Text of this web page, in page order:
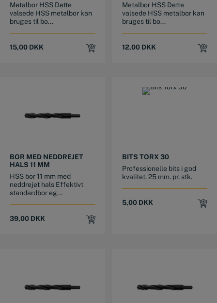
Metalbor HSS Dette
valsede HSS metalbor kan
bruges til bo...
15,00 DKK
Metalbor HSS Dette
valsede HSS metalbor kan
bruges til bo...
12,00 DKK
BOR MED NEDDREJET
HALS 11 MM
HSS bor 11 mm med
neddrejet hals Effektivt
standardbor eg...
39,00 DKK
BITS TORX 30
Professionelle bits i god
kvalitet. 25 mm. pr. stk.
5,00 DKK